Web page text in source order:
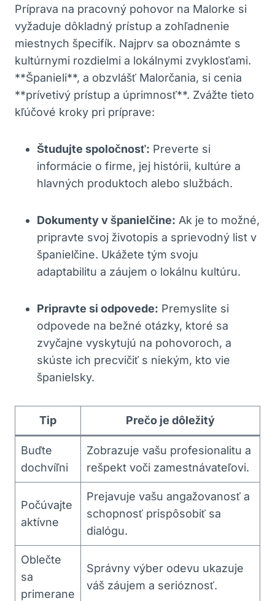
Príprava na pracovný pohovor na Malorke si
vyžaduje dôkladný prístup a zohľadnenie
miestnych špecifík. Najprv sa oboznámte s
kultúrnymi rozdielmi a lokálnymi zvyklosťami.
**Španieli**, a obzvlášť Malorčania, si cenia
**prívetivý prístup a úprimnosť**. Zvážte tieto
kľúčové kroky pri príprave:
Študujte spoločnosť: Preverte si
informácie o firme, jej histórii, kultúre a
hlavných produktoch alebo službách.
Dokumenty v španielčine: Ak je to možné,
pripravte svoj životopis a sprievodný list v
španielčine. Ukážete tým svoju
adaptabilitu a záujem o lokálnu kultúru.
Pripravte si odpovede: Premyslite si
odpovede na bežné otázky, ktoré sa
zvyčajne vyskytujú na pohovoroch, a
skúste ich precvičiť s niekým, kto vie
španielsky.
Tip Prečo je dôležitý
Buďte
dochvíľni
Zobrazuje vašu profesionalitu a
rešpekt voči zamestnávateľovi.
Počúvajte
aktívne
Prejavuje vašu angažovanosť a
schopnosť prispôsobiť sa
dialógu.
Oblečte
sa
primerane
Správny výber odevu ukazuje
váš záujem a serióznosť.